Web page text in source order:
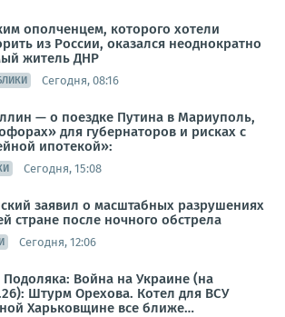
ополченцем, которого хотели
из России, оказался неоднократно
житель ДНР
Сегодня, 08:16
— о поездке Путина в Мариуполь,
для губернаторов и рисках с
ипотекой»:
Сегодня, 15:08
заявил о масштабных разрушениях
стране после ночного обстрела
Сегодня, 12:06
Война на Украине (на
Штурм Орехова. Котел для ВСУ
Харьковщине все ближе…